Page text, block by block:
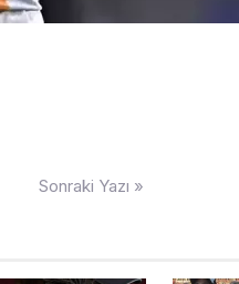
Sonraki Yazı »